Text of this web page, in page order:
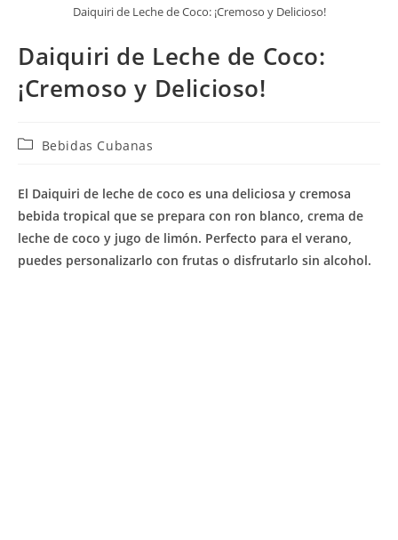
Daiquiri de Leche de Coco: ¡Cremoso y Delicioso!
Daiquiri de Leche de Coco:
¡Cremoso y Delicioso!
Categoría
entrada:
Bebidas Cubanas
El Daiquiri de leche de coco es una deliciosa y cremosa
bebida tropical que se prepara con ron blanco, crema de
leche de coco y jugo de limón. Perfecto para el verano,
puedes personalizarlo con frutas o disfrutarlo sin alcohol.